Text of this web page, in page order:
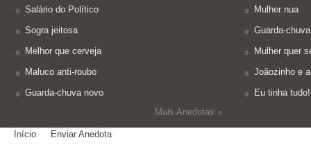
Salário do Político
Sogra jeitosa
Melhor que cerveja
Maluco anti-roubo
Guarda-chuva novo
Mais Anedotas »
Mulher nua
Guarda-
Mulher quer
Joãozinho e
Eu tinha tudo!
Início Enviar Anedota